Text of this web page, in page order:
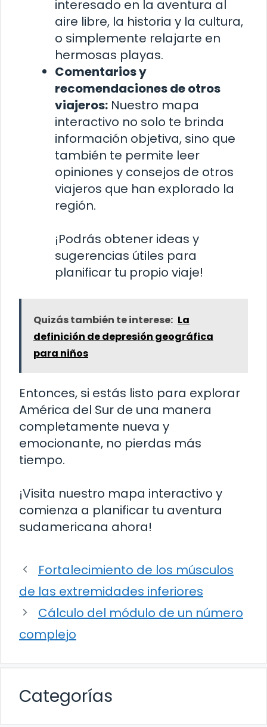
interesado en la aventura al
aire libre, la historia y la cultura,
o simplemente relajarte en
hermosas playas.
Comentarios y
recomendaciones de otros
viajeros: Nuestro mapa
interactivo no solo te brinda
información objetiva, sino que
también te permite leer
opiniones y consejos de otros
viajeros que han explorado la
región.
¡Podrás obtener ideas y
sugerencias útiles para
planificar tu propio viaje!
Quizás también te interese: La
definición de depresión geográfica
para niños
Entonces, si estás listo para explorar
América del Sur de una manera
completamente nueva y
emocionante, no pierdas más
tiempo.
¡Visita nuestro mapa interactivo y
comienza a planificar tu aventura
sudamericana ahora!
Fortalecimiento de los músculos
de las extremidades inferiores
Cálculo del módulo de un número
complejo
Categorías